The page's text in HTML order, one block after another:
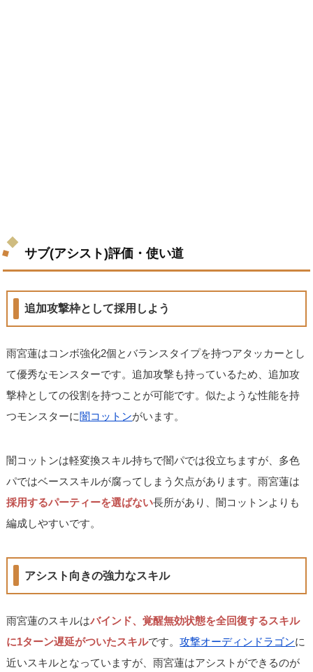
サブ(アシスト)評価・使い道
追加攻撃枠として採用しよう
雨宮蓮はコンボ強化2個とバランスタイプを持つアタッカーとし
て優秀なモンスターです。追加攻撃も持っているため、追加攻
撃枠としての役割を持つことが可能です。似たような性能を持
つモンスターに闇コットンがいます。
闇コットンは軽変換スキル持ちで闇パでは役立ちますが、多色
パではベーススキルが腐ってしまう欠点があります。雨宮蓮は
採用するパーティーを選ばない長所があり、闇コットンよりも
編成しやすいです。
アシスト向きの強力なスキル
雨宮蓮のスキルはバインド、覚醒無効状態を全回復するスキル
に1ターン遅延がついたスキルです。攻撃オーディンドラゴンに
近いスキルとなっていますが、雨宮蓮はアシストができるのが